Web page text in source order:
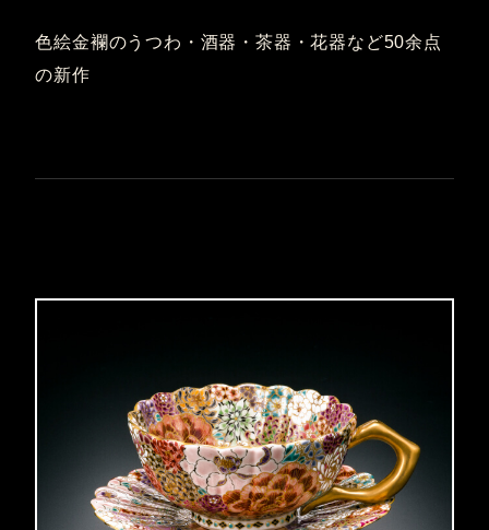
色絵金襴のうつわ・酒器・茶器・花器など50余点
の新作